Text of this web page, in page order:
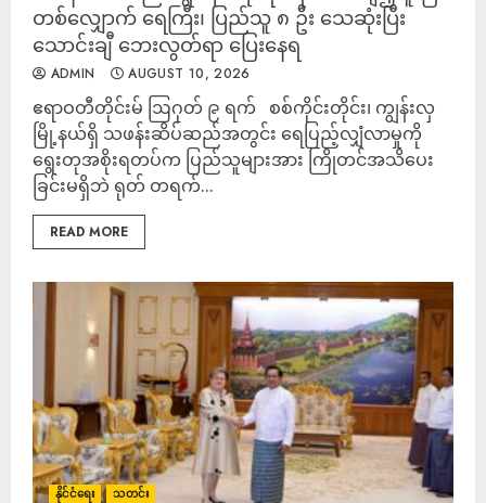
တစ်လျှောက် ရေကြီး၊ ပြည်သူ ၈ ဦး သေဆုံးပြီး
သောင်းချီ ဘေးလွတ်ရာ ပြေးနေရ
ADMIN AUGUST 10, 2026
ဧရာဝတီတိုင်းမ် ဩဂုတ် ၉ ရက် စစ်ကိုင်းတိုင်း၊ ကျွန်းလှ
မြို့နယ်ရှိ သဖန်းဆိပ်ဆည်အတွင်း ရေပြည့်လျှံလာမှုကို
ရွေးတုအစိုးရတပ်က ပြည်သူများအား ကြိုတင်အသိပေး
ခြင်းမရှိဘဲ ရုတ် တရက်...
READ MORE
နိုင်ငံရေး သတင်း